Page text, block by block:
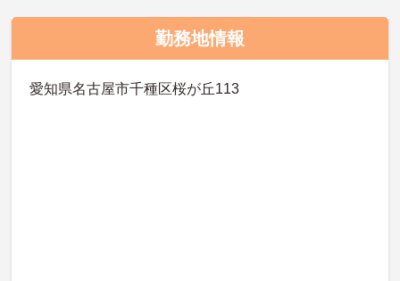
勤務地情報
愛知県名古屋市千種区桜が丘113